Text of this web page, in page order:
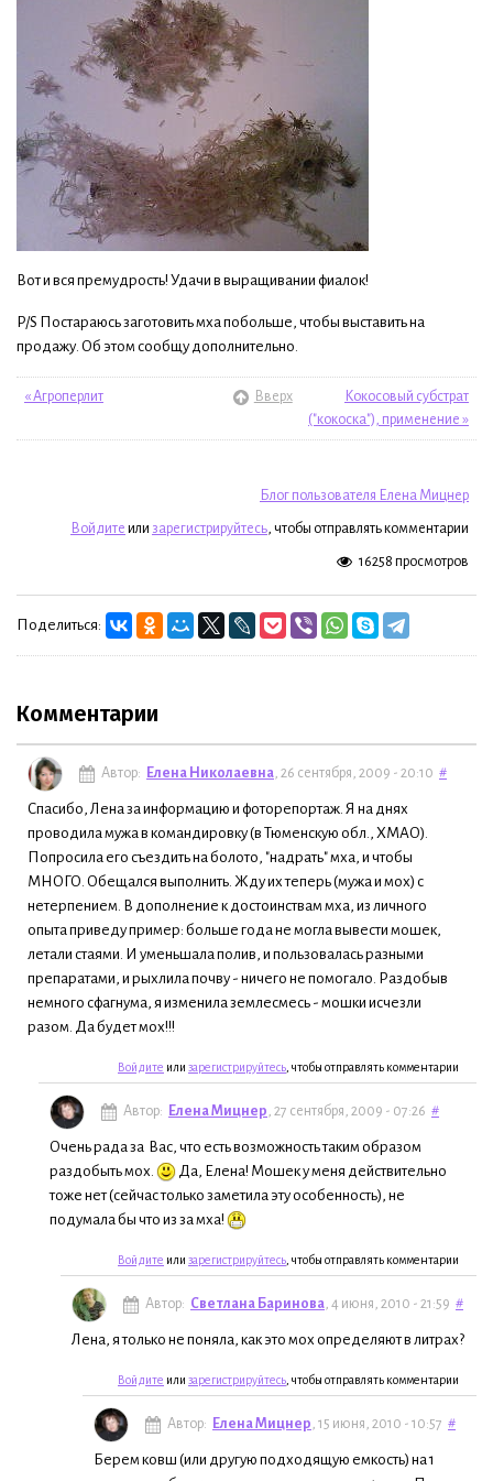
Вот и вся премудрость! Удачи в выращивании фиалок!
P/S Постараюсь заготовить мха побольше, чтобы выставить на
продажу. Об этом сообщу дополнительно.
« Агроперлит Вверх
Кокосовый субстрат
("кокоска"), применение »
Блог пользователя Елена Мицнер
Войдите или зарегистрируйтесь, чтобы отправлять комментарии
16258 просмотров
Поделиться:
Комментарии
Автор: Елена Николаевна, 26 сентября, 2009 - 20:10 #
Спасибо, Лена за информацию и фоторепортаж. Я на днях
проводила мужа в командировку (в Тюменскую обл., ХМАО).
Попросила его съездить на болото, "надрать" мха, и чтобы
МНОГО. Обещался выполнить. Жду их теперь (мужа и мох) с
нетерпением. В дополнение к достоинствам мха, из личного
опыта приведу пример: больше года не могла вывести мошек,
летали стаями. И уменьшала полив, и пользовалась разными
препаратами, и рыхлила почву - ничего не помогало. Раздобыв
немного сфагнума, я изменила землесмесь - мошки исчезли
разом. Да будет мох!!!
Войдите или зарегистрируйтесь , чтобы отправлять комментарии
Автор: Елена Мицнер, 27 сентября, 2009 - 07:26 #
Очень рада за Вас, что есть возможность таким образом
раздобыть мох.
Да, Елена! Мошек у меня действительно
тоже нет (сейчас только заметила эту особенность), не
подумала бы что из за мха!
Войдите или зарегистрируйтесь , чтобы отправлять комментарии
Автор: Светлана Баринова, 4 июня, 2010 - 21:59 #
Лена, я только не поняла, как это мох определяют в литрах?
Войдите или зарегистрируйтесь , чтобы отправлять комментарии
Автор: Елена Мицнер, 15 июня, 2010 - 10:57 #
Берем ковш (или другую подходящую емкость) на 1